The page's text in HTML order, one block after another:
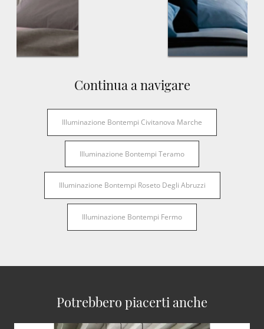
Continua a navigare
Illuminazione Bontempi Civitanova Marche
Illuminazione Bontempi Teramo
Illuminazione Bontempi Roseto Degli Abruzzi
Illuminazione Bontempi Fermo
Potrebbero piacerti anche